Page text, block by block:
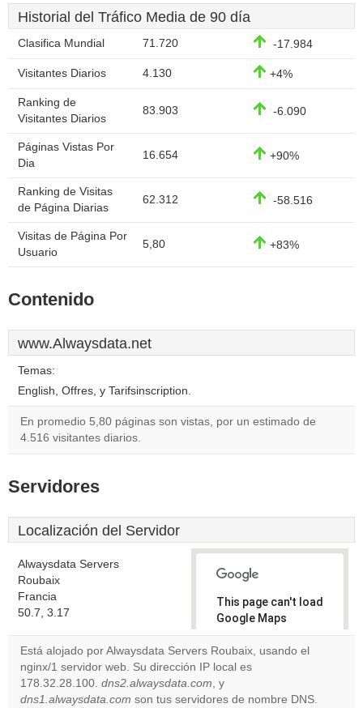
Historial del Tráfico Media de 90 día
Clasifica Mundial 71.720 -17.984
Visitantes Diarios 4.130 +4%
Ranking de
Visitantes Diarios
83.903 -6.090
Páginas Vistas Por
Dia
16.654 +90%
Ranking de Visitas
de Página Diarias
62.312 -58.516
Visitas de Página Por
Usuario
5,80 +83%
Contenido
www.Alwaysdata.net
Temas:
English, Offres, y Tarifsinscription.
En promedio 5,80 páginas son vistas, por un estimado de
4.516 visitantes diarios.
Servidores
Localización del Servidor
Alwaysdata Servers
Roubaix
Francia
50.7, 3.17
This page can't load
Google Maps
correctly.
Do you
website?
Está alojado por Alwaysdata Servers Roubaix, usando el
nginx/1 servidor web. Su dirección IP local es
178.32.28.100. dns2.alwaysdata.com, y
dns1.alwaysdata.com son tus servidores de nombre DNS.